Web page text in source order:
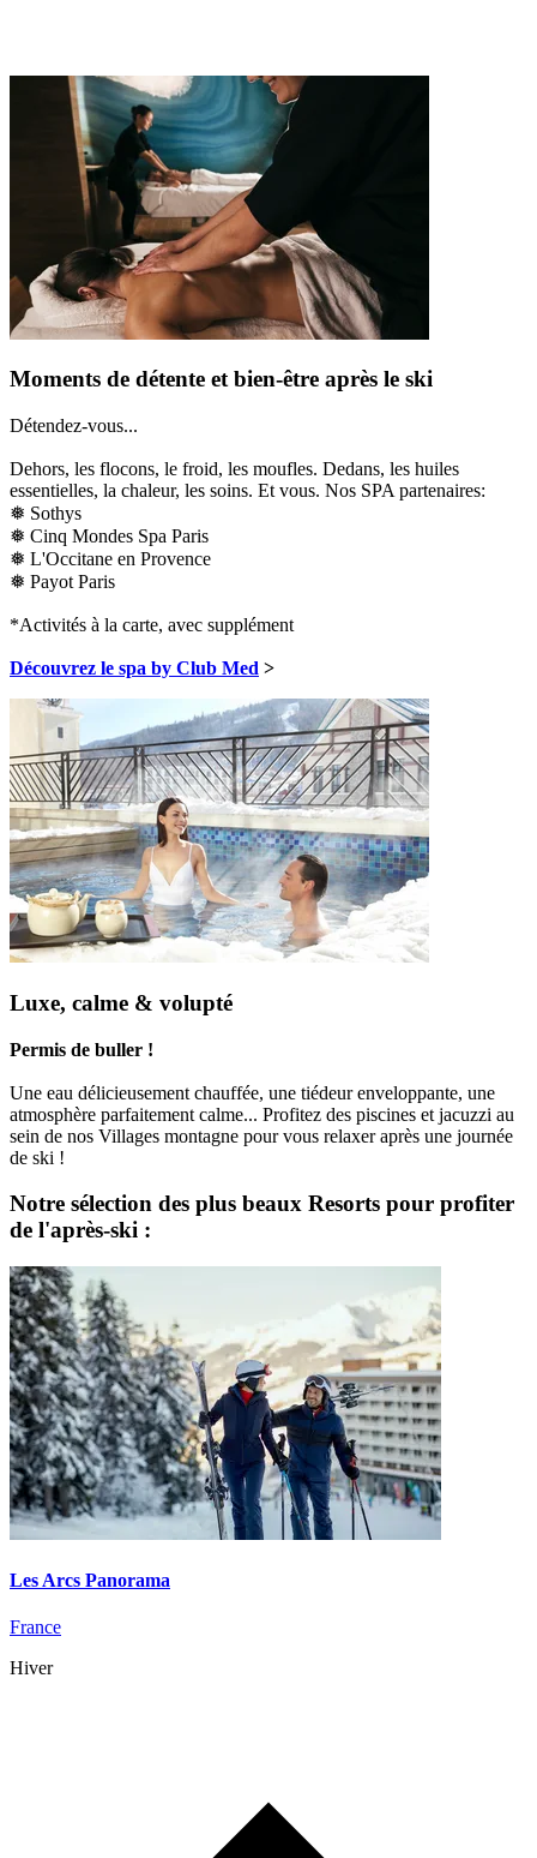
Moments de détente et bien-être après le ski
Détendez-vous...
Dehors, les flocons, le froid, les moufles. Dedans, les huiles
essentielles, la chaleur, les soins. Et vous. Nos SPA partenaires:
❅ Sothys
❅ Cinq Mondes Spa Paris
❅ L'Occitane en Provence
❅ Payot Paris
*Activités à la carte, avec supplément
Découvrez le spa by Club Med >
Luxe, calme & volupté
Permis de buller !
Une eau délicieusement chauffée, une tiédeur enveloppante, une
atmosphère parfaitement calme... Profitez des piscines et jacuzzi au
sein de nos Villages montagne pour vous relaxer après une journée
de ski !
Notre sélection des plus beaux Resorts pour profiter
de l'après-ski :
Les Arcs Panorama
France
Hiver